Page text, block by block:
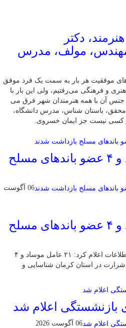
دکتر
مولف، مدرس
های موفقیت هر بار به سمت یک فرد موفق
و فرهنگی می‌رفتیم، ولی این بار با
آن با همه هنرمندان شهر فرق می
محقق، باستان شناس، مدرس دانشگاه،
نیست جز ایمان خسروی.
۲۱ عامل موساد و ۴ عضو باند‌های مسلح
06 آگوست
۲۱ عامل موساد و ۴ عضو باند‌های مسلح
محمودآباد آنلاین : وزارت اطلاعات اعلام کرد: ۲۱ عامل موساد و ۴
در استان کرمان شناسایی و
بازنشستگی اعلام شد
06 آگوست 2026